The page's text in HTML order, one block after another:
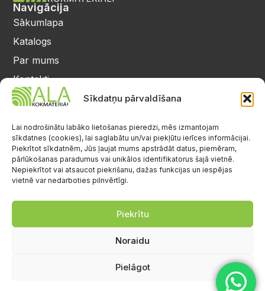
Sīkdatņu pārvaldīšana
Lai nodrošinātu labāko lietošanas pieredzi, mēs izmantojam
sīkdatnes (cookies), lai saglabātu un/vai piekļūtu ierīces informācijai.
Piekrītot sīkdatnēm, Jūs ļaujat mums apstrādāt datus, piemēram,
pārlūkošanas paradumus vai unikālos identifikatorus šajā vietnē.
Nepiekrītot vai atsaucot piekrišanu, dažas funkcijas un iespējas
vietnē var nedarboties pilnvērtīgi.
Piekrītu
Noraidu
Pielāgot
Navigācija
Sākumlapa
Katalogs
Par mums
Kontakti
Privātuma politika
25 64 17 98
info@alalignea.lv
Daugavas iela 28, Mārupe
Facebook
S.-Sv.: brīvs